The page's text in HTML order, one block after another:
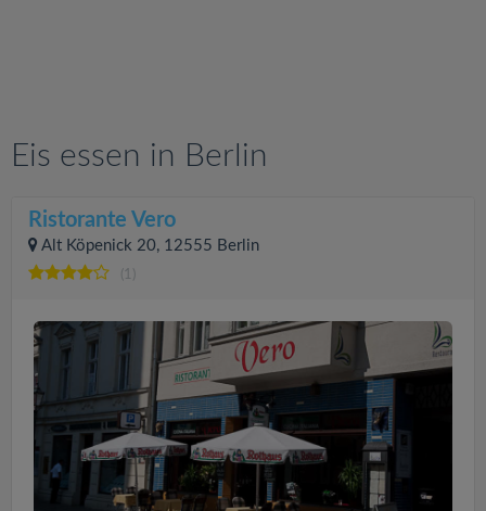
Eis essen in Berlin
Ristorante Vero
Alt Köpenick 20, 12555 Berlin
(1)